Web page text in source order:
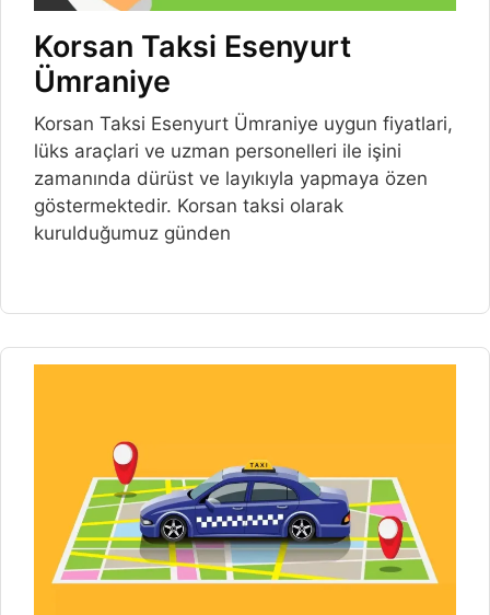
Korsan Taksi Esenyurt
Ümraniye
Korsan Taksi Esenyurt Ümraniye uygun fiyatlari,
lüks araçlari ve uzman personelleri ile işini
zamanında dürüst ve layıkıyla yapmaya özen
göstermektedir. Korsan taksi olarak
kurulduğumuz günden